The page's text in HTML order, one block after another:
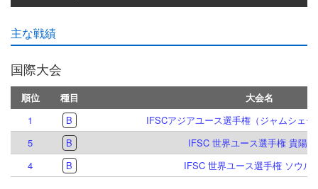
主な戦績
国際大会
順位 種目
大会名
1
B
IFSCアジアユース選手権（ジャムシェ
5
B
IFSC 世界ユース選手権 貴陽
4
B IFSC 世界ユース選手権 ソウル